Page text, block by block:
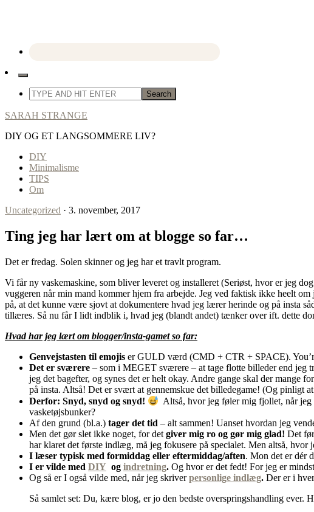
SARAH STRANGE
DIY OG ET LANGSOMMERE LIV?
DIY
Minimalisme
TIPS
Om
Uncategorized · 3. november, 2017
Ting jeg har lært om at blogge so far…
Det er fredag. Solen skinner og jeg har et travlt program.
Vi får ny vaskemaskine, som bliver leveret og installeret (Seriøst, hvor er jeg
vuggeren når min mand kommer hjem fra arbejde. Jeg ved faktisk ikke heelt
på, at det kunne være sjovt at dokumentere hvad jeg lærer herinde og på insta
tillæres. Så nu får I lidt indblik i, hvad jeg (blandt andet) tænker over ift. dette
Hvad har jeg lært om blogger/insta-gamet so far:
Genvejstasten til emojis er GULD værd (CMD + CTR + SPACE).
Det er sværere – som i MEGET sværere – at tage flotte billeder end jeg
jeg det bagefter, og synes det er helt okay. Andre gange skal der mange
på insta. Altså! Det er svært at gennemskue det billedegame! (Og pinligt
Derfor: Snyd, snyd og snyd!
Altså, hvor jeg føler mig fjollet, når jeg
vasketøjsbunker?
Af den grund (bl.a.) tager det tid – alt sammen! Uanset hvordan jeg
Men det gør slet ikke noget, for det giver mig ro og gør mig glad! Det
har klaret det første indlæg, må jeg fokusere på specialet. Men altså, hvor
I læser typisk med formiddag eller eftermiddag/aften. Mon det er dér
I er vilde med DIY og indretning. Og hvor er det fedt! For jeg er
Og så er I også vilde med, når jeg skriverpersonlige indlæg. Der er i
Så samlet set: Du, kære blog, er jo den bedste overspringshandling